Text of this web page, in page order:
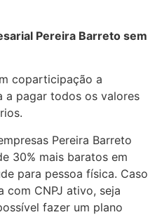
Pereira Barreto sem
coparticipação a
a pagar todos os valores
Pereira Barreto
30% mais baratos em
para pessoa física. Caso
com CNPJ ativo, seja
fazer um plano